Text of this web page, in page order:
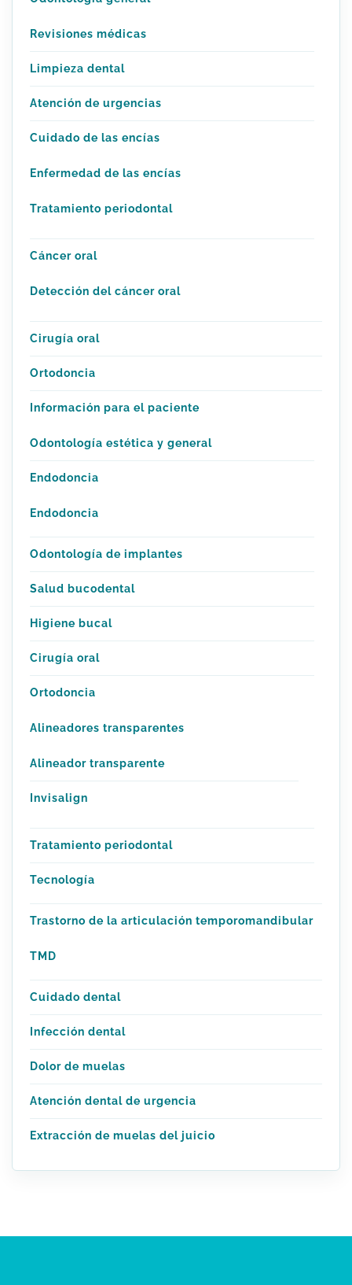
Revisiones médicas
Limpieza dental
Atención de urgencias
Cuidado de las encías
Enfermedad de las encías
Tratamiento periodontal
Cáncer oral
Detección del cáncer oral
Cirugía oral
Ortodoncia
Información para el paciente
Odontología estética y general
Endodoncia
Endodoncia
Odontología de implantes
Salud bucodental
Higiene bucal
Cirugía oral
Ortodoncia
Alineadores transparentes
Alineador transparente
Invisalign
Tratamiento periodontal
Tecnología
Trastorno de la articulación temporomandibular
TMD
Cuidado dental
Infección dental
Dolor de muelas
Atención dental de urgencia
Extracción de muelas del juicio